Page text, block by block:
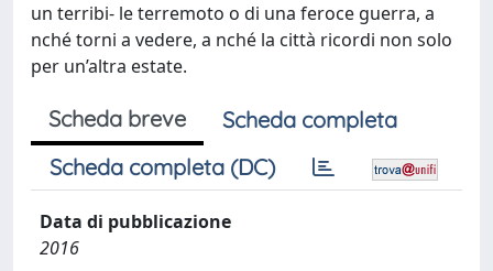
un terribi- le terremoto o di una feroce guerra, a
nché torni a vedere, a nché la città ricordi non solo
per un’altra estate.
Scheda breve
Scheda completa
Scheda completa (DC)
Data di pubblicazione
2016